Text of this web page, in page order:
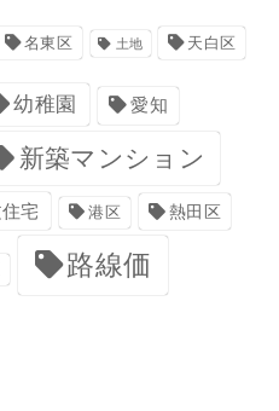
名東区 土地 天白区
幼稚園 愛知
新築マンション
宅 港区 熱田区
路線価